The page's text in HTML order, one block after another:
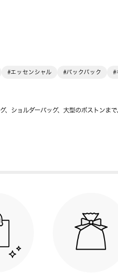
#エッセンシャル #バックパック #
ショルダーバッグ、大型のボストンま